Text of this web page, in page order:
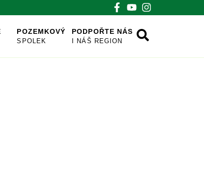
POZEMKOVÝ
SPOLEK
PODPOŘTE NÁS
I NÁŠ REGION